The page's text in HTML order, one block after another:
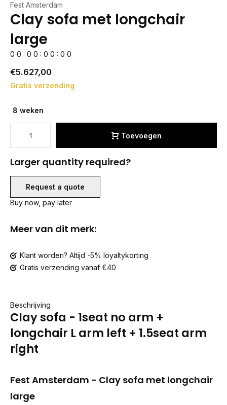
Fest Amsterdam
Clay sofa met longchair
large
0 0 : 0 0 : 0 0 : 0 0
€5.627,00
Gratis verzending
8 weken
Toevoegen
Larger quantity required?
Request a quote
Buy now, pay later
Meer van dit merk:
Klant worden? Altijd -5% loyaltykorting
Gratis verzending vanaf €40
Beschrijving
Clay sofa - 1seat no arm +
longchair L arm left + 1.5seat arm
right
Fest Amsterdam - Clay sofa met longchair
large